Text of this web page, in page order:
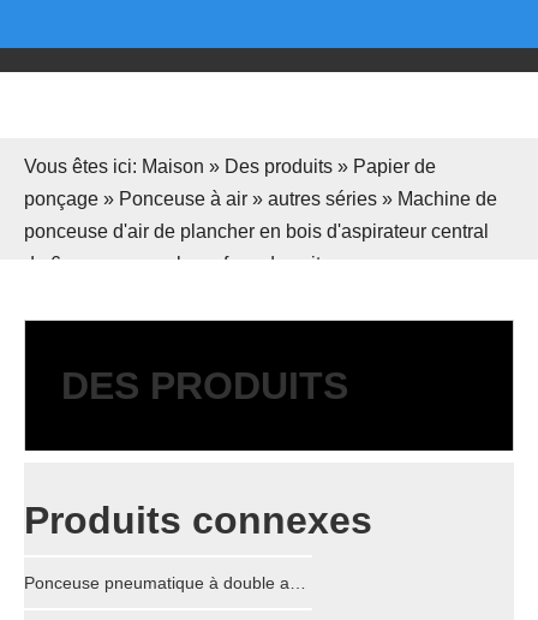
Vous êtes ici: Maison » Des produits » Papier de
ponçage » Ponceuse à air » autres séries » Machine de
ponceuse d'air de plancher en bois d'aspirateur central
de 6 pouces pour la surface de voiture
DES PRODUITS
Produits connexes